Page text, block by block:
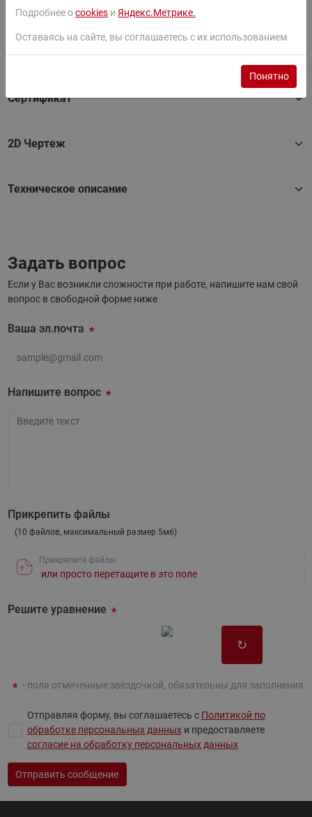
Паспорт
Руководство
Сертификат
2D Чертеж
Техническое описание
Задать вопрос
Если у Вас возникли сложности при работе, напишите нам свой
вопрос в свободной форме ниже
Ваша эл.почта
Напишите вопрос
Прикрепить файлы
(10 файлов, максимальный размер 5мб)
Прикрепите файлы
или просто перетащите в это поле
Решите уравнение
↻
- поля отмеченные звёздочкой, обязательны для заполнения
Отправляя форму, вы соглашаетесь с Политикой по
обработке персональных данныхи предоставляете
согласие на обработку персональных данных
Отправить сообщение
Подробнее оcookies и Яндекс.Метрике.
Оставаясь на сайте, вы соглашаетесь с их использованием.
Понятно